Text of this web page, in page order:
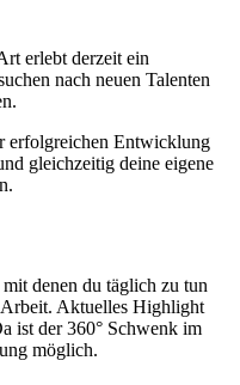
erlebt derzeit ein
nach neuen Talenten
erfolgreichen Entwicklung
gleichzeitig deine eigene
denen du täglich zu tun
Arbeit. Aktuelles Highlight
ist der 360° Schwenk im
möglich.